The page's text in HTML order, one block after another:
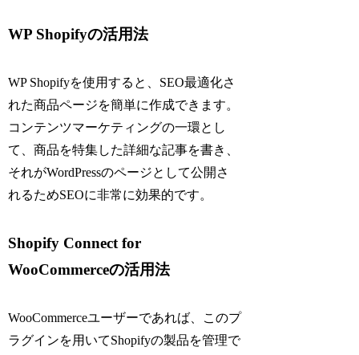
WP Shopifyの活用法
WP Shopifyを使用すると、SEO最適化さ
れた商品ページを簡単に作成できます。
コンテンツマーケティングの一環とし
て、商品を特集した詳細な記事を書き、
それがWordPressのページとして公開さ
れるためSEOに非常に効果的です。
Shopify Connect for
WooCommerceの活用法
WooCommerceユーザーであれば、このプ
ラグインを用いてShopifyの製品を管理で